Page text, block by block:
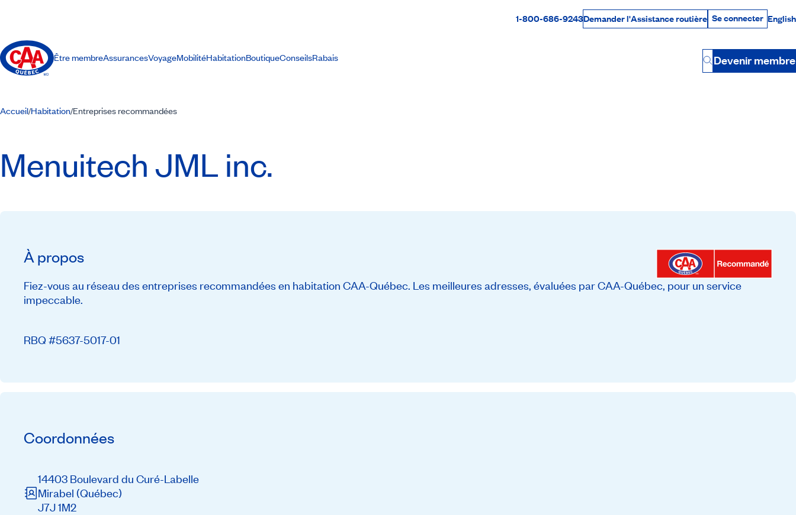
Par téléphone
1-800-686-9243Demander l'Assistance routière Se connecter
Se connecter English
Être membreAssurancesVoyageMobilitéHabitationBoutiqueConseilsRabais
Button
Devenir membre
Accueil/Habitation/Entreprises recommandées
Menuitech JML inc.
Recommandé par CAA-Québec
À propos
Fiez-vous au réseau des entreprises recommandées en habitation CAA-Québec. Les meilleures adresses, évaluées par CAA-Québec, pour un service
impeccable.
RBQ #5637-5017-01
Coordonnées
14403 Boulevard du Curé-Labelle
Mirabel (Québec)
J7J 1M2